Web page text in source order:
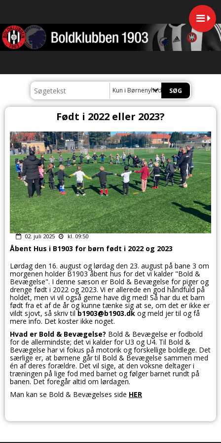
Kun i Børnenyheder
Født i 2022 eller 2023?
02. juli 2025 kl. 09:50
Åbent Hus i B1903 for børn født i 2022 og 2023
Lørdag den 16. august og lørdag den 23. august på bane 3 om
morgenen holder B1903 åbent hus for det vi kalder "Bold &
Bevægelse". I denne sæson er Bold & Bevægelse for piger og
drenge født i 2022 og 2023. Vi er allerede en god håndfuld på
holdet, men vi vil også gerne have dig med! Så har du et barn
født fra et af de år og kunne tænke sig at se, om det er ikke er
vildt sjovt, så skriv til b1903@b1903.dk og meld jer til og få
mere info. Det koster ikke noget.
Hvad er Bold & Bevægelse? Bold & Bevægelse er fodbold
for de allermindste; det vi kalder for U3 og U4. Til Bold &
Bevægelse har vi fokus på motorik og forskellige boldlege. Det
særlige er, at børnene går til Bold & Bevægelse sammen med
én af deres forældre. Det vil sige, at den voksne deltager i
træningen på lige fod med barnet og følger barnet rundt på
banen. Det foregår altid om lørdagen.
Man kan se Bold & Bevægelses side HER